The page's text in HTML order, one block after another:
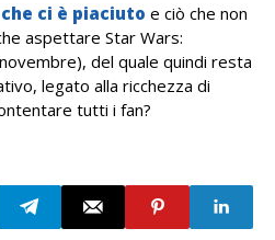
ci è piaciuto e ciò che non
aspettare Star Wars:
del quale quindi resta
legato alla ricchezza di
tutti i fan?